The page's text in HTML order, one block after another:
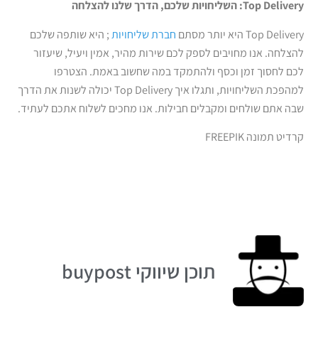
Top Delivery: השליחויות שלכם, הדרך שלנו להצלחה
Top Delivery היא יותר מסתם
חברת שליחויות; היא שותפה שלכם
להצלחה. אנו מחויבים לספק לכם שירות מהיר, אמין ויעיל, שיעזור
לכם לחסוך זמן וכסף ולהתמקד במה שחשוב באמת. הצטרפו
למהפכת השליחויות, ותגלו איך Top Delivery יכולה לשנות את הדרך
שבה אתם שולחים ומקבלים חבילות. אנו מחכים לשלוח אתכם לעתיד.
קרדיט תמונה FREEPIK
תוכן שיווקי buypost